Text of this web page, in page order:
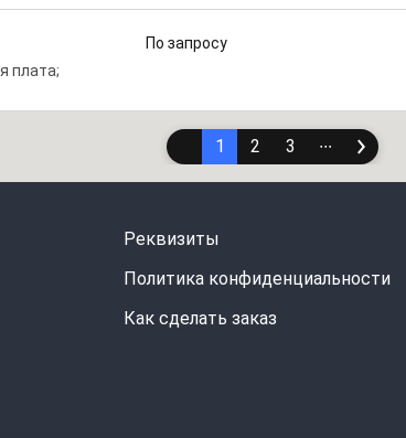
плата;
По запросу
1 2 3 ∙∙∙
Реквизиты
Политика конфиденциальности
Как сделать заказ